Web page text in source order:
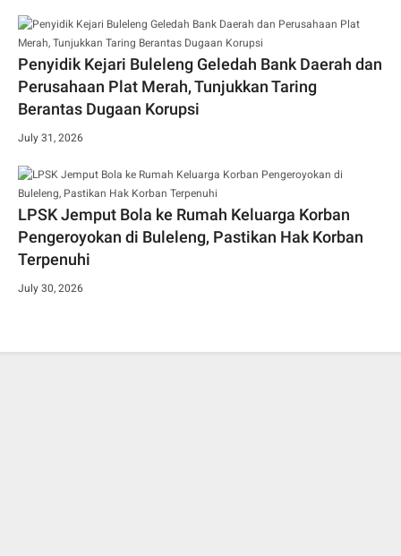
Penyidik Kejari Buleleng Geledah Bank Daerah dan
Perusahaan Plat Merah, Tunjukkan Taring
Berantas Dugaan Korupsi
July 31, 2026
LPSK Jemput Bola ke Rumah Keluarga Korban
Pengeroyokan di Buleleng, Pastikan Hak Korban
Terpenuhi
July 30, 2026